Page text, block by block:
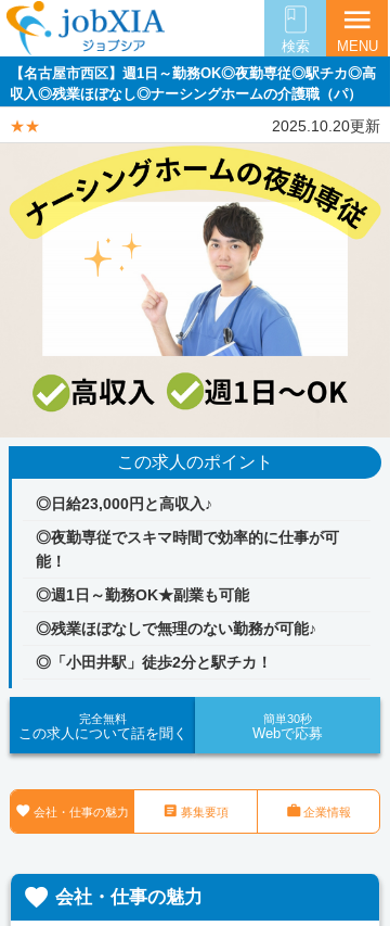
検索
menu
MENU
【名古屋市西区】週1日～勤務OK◎夜勤専従◎駅チカ◎高
収入◎残業ほぼなし◎ナーシングホームの介護職（パ）
★★ 2025.10.20更新
この求人のポイント
◎日給23,000円と高収入♪
◎夜勤専従でスキマ時間で効率的に仕事が可
能！
◎週1日～勤務OK★副業も可能
◎残業ほぼなしで無理のない勤務が可能♪
◎「小田井駅」徒歩2分と駅チカ！
完全無料
この求人について話を聞く
簡単30秒
Webで応募
 会社・仕事の魅力  募集要項 企業情報
 会社・仕事の魅力